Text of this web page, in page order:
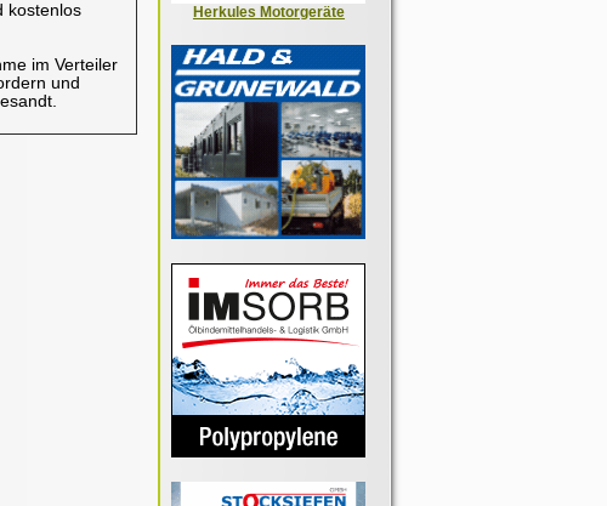
kostenlos
im Verteiler
und
Herkules Motorgeräte